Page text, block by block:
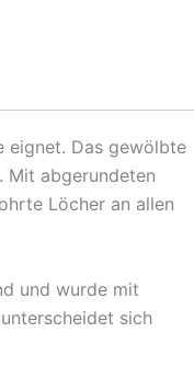
eignet. Das gewölbte
Mit abgerundeten
Löcher an allen
und wurde mit
sich